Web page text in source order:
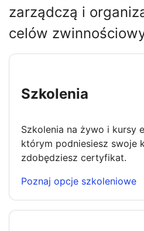
zarządczą i
celów
Szkolenia
Szkolenia na żywo i kursy
którym podniesiesz swoje
zdobędziesz certyfikat.
Poznaj opcje szkoleniowe